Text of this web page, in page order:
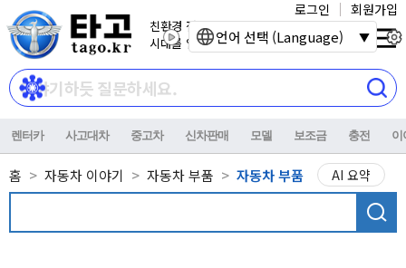
친환경 전기자동차
시대를 열어갑니다.
로그인 회원가입
렌터카 사고대차 중고차 신차판매 모델 보조금 충전 이
홈 자동차 이야기 자동차 부품 자동차 부품 AI 요약
언어 선택 (Language)